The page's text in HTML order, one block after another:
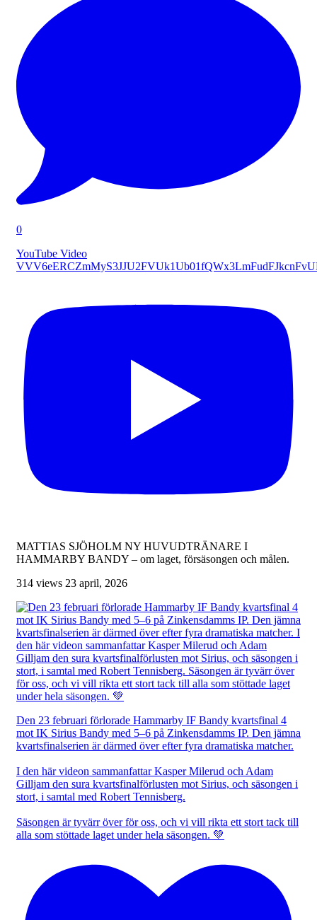
0
YouTube Video
MATTIAS SJÖHOLM NY HUVUDTRÄNARE I
HAMMARBY BANDY – om laget, försäsongen och målen.
314 views 23 april, 2026
Den 23 februari förlorade Hammarby IF Bandy kvartsfinal 4
mot IK Sirius Bandy med 5–6 på Zinkensdamms IP. Den jämna
kvartsfinalserien är därmed över efter fyra dramatiska matcher.
I den här videon sammanfattar Kasper Milerud och Adam
Gilljam den sura kvartsfinalförlusten mot Sirius, och säsongen i
stort, i samtal med Robert Tennisberg.
Säsongen är tyvärr över för oss, och vi vill rikta ett stort tack till
alla som stöttade laget under hela säsongen. 💚